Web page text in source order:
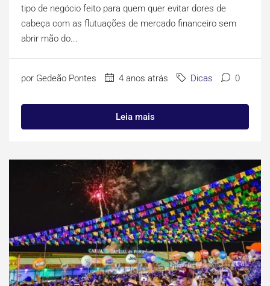
tipo de negócio feito para quem quer evitar dores de
cabeça com as flutuações de mercado financeiro sem
abrir mão do...
por Gedeão Pontes 4 anos atrás Dicas 0
Leia mais